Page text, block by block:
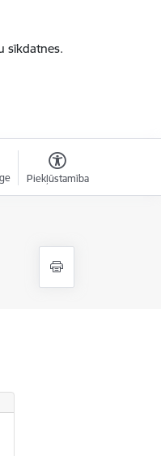
sīkdatnes.
Piekļūstamība